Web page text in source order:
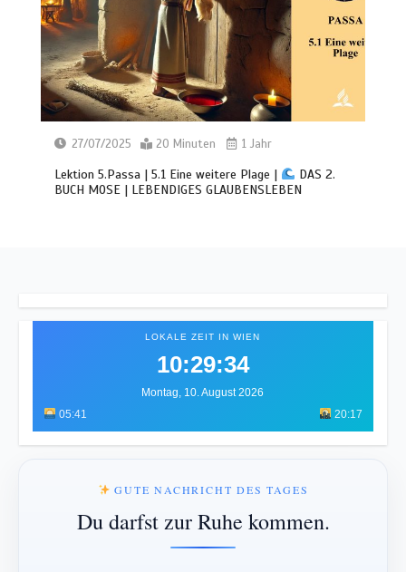
27/07/2025 20 Minuten 1 Jahr
Lektion 5.Passa | 5.1 Eine weitere Plage |
DAS 2.
BUCH MOSE | LEBENDIGES GLAUBENSLEBEN
LOKALE ZEIT IN WIEN
10:29:38
Montag, 10. August 2026
05:41
20:17
GUTE NACHRICHT DES TAGES
Du darfst zur Ruhe kommen.